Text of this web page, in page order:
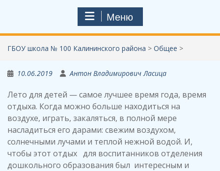
Меню
ГБОУ школа № 100 Калининского района > Общее >
10.06.2019 Антон Владимирович Ласица
Лето для детей — самое лучшее время года, время
отдыха. Когда можно больше находиться на
воздухе, играть, закаляться, в полной мере
насладиться его дарами: свежим воздухом,
солнечными лучами и теплой нежной водой. И,
чтобы этот отдых для воспитанников отделения
дошкольного образования был интересным и